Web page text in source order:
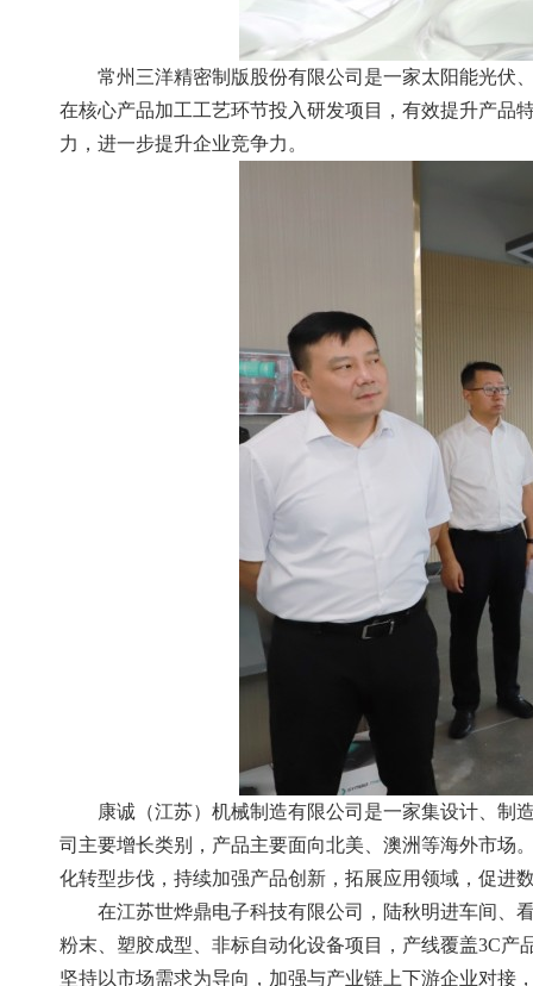
常州三洋精密制版股份有限公司是一家太阳能光伏
在核心产品加工工艺环节投入研发项目，有效提升产品
力，进一步提升企业竞争力。
康诚（江苏）机械制造有限公司是一家集设计、制
司主要增长类别，产品主要面向北美、澳洲等海外市场
化转型步伐，持续加强产品创新，拓展应用领域，促进
在江苏世烨鼎电子科技有限公司，陆秋明进车间、
粉末、塑胶成型、非标自动化设备项目，产线覆盖3C
坚持以市场需求为导向，加强与产业链上下游企业对接